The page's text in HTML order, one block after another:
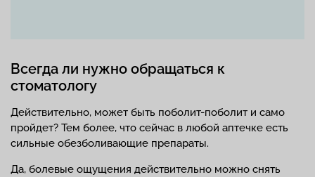
Всегда ли нужно обращаться к
стоматологу
Действительно, может быть поболит-поболит и само
пройдет? Тем более, что сейчас в любой аптечке есть
сильные обезболивающие препараты.
Да, болевые ощущения действительно можно снять